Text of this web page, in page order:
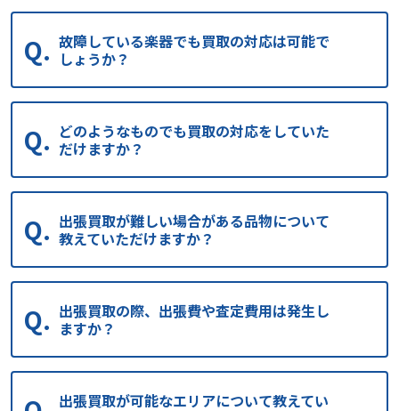
故障している楽器でも買取の対応は可能で
しょうか？
どのようなものでも買取の対応をしていた
だけますか？
出張買取が難しい場合がある品物について
教えていただけますか？
出張買取の際、出張費や査定費用は発生し
ますか？
出張買取が可能なエリアについて教えてい